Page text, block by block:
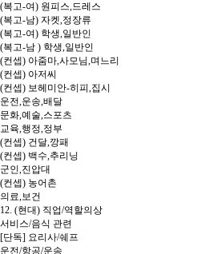
(복고-여) 원피스,드레스
(복고-남) 자켓,정장류
(복고-여) 학생,일반인
(복고-남 ) 학생,일반인
(컨셉) 아줌마,사모님,며느리
(컨셉) 아저씨
(컨셉) 보헤미안-히피,집시
운전,운송,배달
문화,예술,스포츠
교육,행정,정부
(컨셉) 건달,깡패
(컨셉) 백수,추리닝
군인,진압대
(컨셉) 농어촌
의료,보건
12. (현대) 직업/역할의상
서비스/음식 관련
[단독] 요리사/쉐프
운전/항공/운송